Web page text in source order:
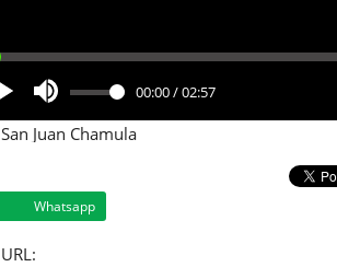
00:00/02:57
San Juan Chamula
Whatsapp
URL: